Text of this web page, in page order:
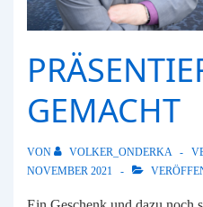
GEMACHT
VON VOLKER_ONDERKA
NOVEMBER 2021